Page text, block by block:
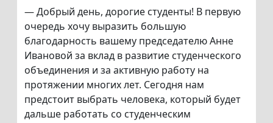
— Добрый день, дорогие студенты! В первую
очередь хочу выразить большую
благодарность вашему председателю Анне
Ивановой за вклад в развитие студенческого
объединения и за активную работу на
протяжении многих лет. Сегодня нам
предстоит выбрать человека, который будет
дальше работать со студенческим